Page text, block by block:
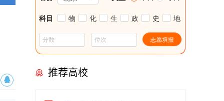
推荐高校